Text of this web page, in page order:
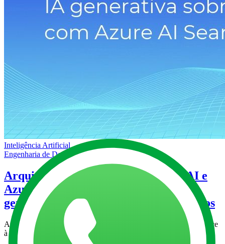
Inteligência Artificial
Engenharia de Dados
Arquitetura RAG com Azure OpenAI e
Azure AI Search: implementando IA
generativa sobre seus dados corporativos
Arquitetura RAG com Azure OpenAI e Azure AI Search, do índice
à resposta.